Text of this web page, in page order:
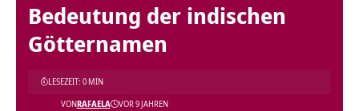
Bedeutung der indischen
Götternamen
VONRAFAELA VOR 9 JAHREN
LESEZEIT: 0 MIN